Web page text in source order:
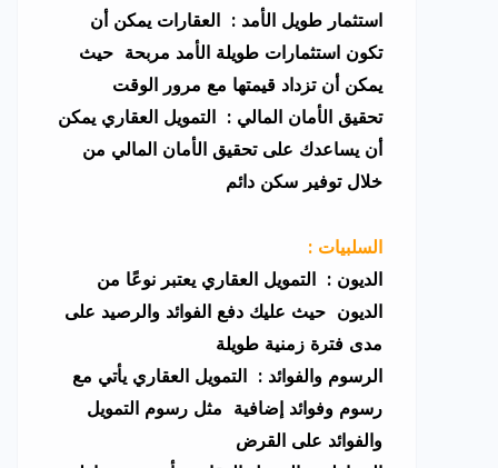
تكون استثمارات طويلة الأمد مربحة حيث
يمكن أن تزداد قيمتها مع مرور الوقت
أن يساعدك على تحقيق الأمان المالي من
خلال توفير سكن دائم
: السلبيات
الديون : التمويل العقاري يعتبر نوعًا من
الديون حيث عليك دفع الفوائد والرصيد على
مدى فترة زمنية طويلة
رسوم وفوائد إضافية مثل رسوم التمويل
والفوائد على القرض